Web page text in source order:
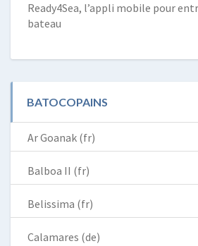
Ready4Sea, l’appli mobile pour
bateau
BATOCOPAINS
Ar Goanak (fr)
Balboa II (fr)
Belissima (fr)
Calamares (de)